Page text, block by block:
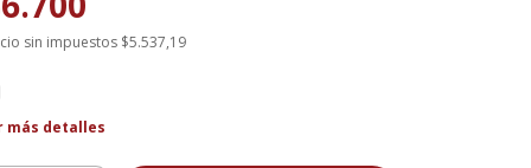
sin impuestos $5.537,19
más detalles